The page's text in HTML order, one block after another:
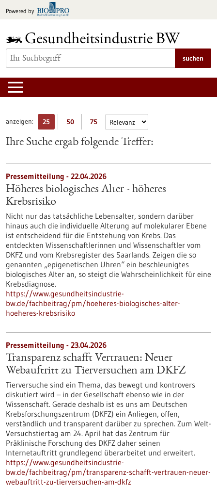
Inhalt
Powered by
suchen
anzeigen: 25 50 75
Ihre Suche ergab folgende Treffer:
Pressemitteilung - 22.04.2026
Höheres biologisches Alter - höheres
Krebsrisiko
Nicht nur das tatsächliche Lebensalter, sondern darüber
hinaus auch die individuelle Alterung auf molekularer Ebene
ist entscheidend für die Entstehung von Krebs. Das
entdeckten Wissenschaftlerinnen und Wissenschaftler vom
DKFZ und vom Krebsregister des Saarlands. Zeigen die so
genannten „epigenetischen Uhren“ ein beschleunigtes
biologisches Alter an, so steigt die Wahrscheinlichkeit für eine
Krebsdiagnose.
https://www.gesundheitsindustrie-
bw.de/fachbeitrag/pm/hoeheres-biologisches-alter-
hoeheres-krebsrisiko
Pressemitteilung - 23.04.2026
Transparenz schafft Vertrauen: Neuer
Webauftritt zu Tierversuchen am DKFZ
Tierversuche sind ein Thema, das bewegt und kontrovers
diskutiert wird – in der Gesellschaft ebenso wie in der
Wissenschaft. Gerade deshalb ist es uns am Deutschen
Krebsforschungszentrum (DKFZ) ein Anliegen, offen,
verständlich und transparent darüber zu sprechen. Zum Welt-
Versuchstiertag am 24. April hat das Zentrum für
Präklinische Forschung des DKFZ daher seinen
Internetauftritt grundlegend überarbeitet und erweitert.
https://www.gesundheitsindustrie-
bw.de/fachbeitrag/pm/transparenz-schafft-vertrauen-neuer-
webauftritt-zu-tierversuchen-am-dkfz